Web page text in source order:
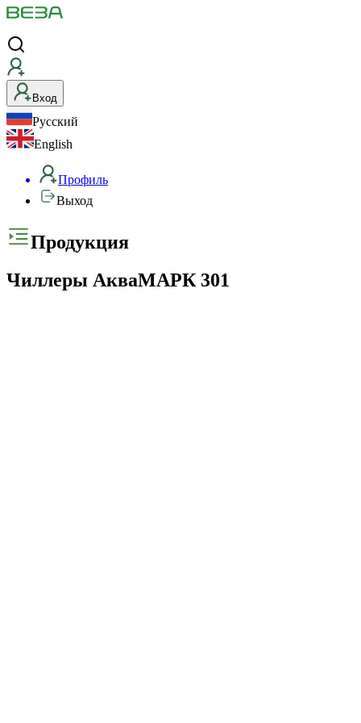
Вход
Русский
English
Профиль
Выход
Продукция
Чиллеры АкваМАРК 301